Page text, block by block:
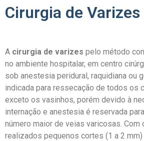
Cirurgia de Varizes
A cirurgia de varizes pelo método
no ambiente hospitalar, em centro
sob anestesia peridural, raquidiana ou
indicada para ressecação de todos os
exceto os vasinhos, porém devido à
internação e anestesia é reservada
número maior de veias varicosas. Com
realizados pequenos cortes (1 a 2